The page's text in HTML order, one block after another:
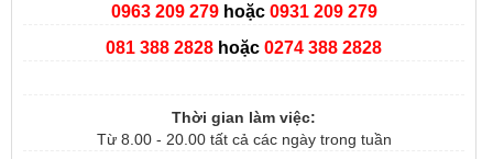
0963 209 279 hoặc0931 209 279
081 388 2828 hoặc 0274 388 2828
Thời gian làm việc:
Từ 8.00 - 20.00 tất cả các ngày trong tuần